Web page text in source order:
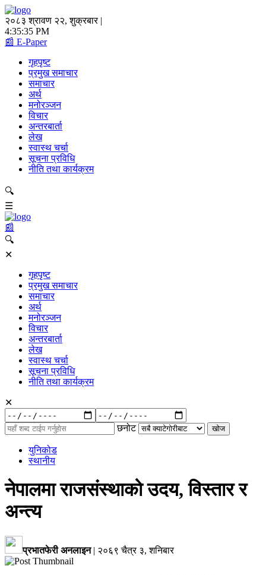
२०८३ श्रावण २२, शुक्रबार |
4:35:35 PM
📰 E-Paper
गृहपृष्ट
प्रमुख समाचार
समाचार
अर्थ
मनोरञ्जन
विचार
अन्तरबार्ता
लेख
स्वास्थ चर्चा
सूचना प्रविधि
नीति तथा कार्यक्रम
🔍
☰
📰
🔍
✕
गृहपृष्ट
प्रमुख समाचार
समाचार
अर्थ
मनोरञ्जन
विचार
अन्तरबार्ता
लेख
स्वास्थ चर्चा
सूचना प्रविधि
नीति तथा कार्यक्रम
✕
अनुसार:
छनोट
युनिकोड
स्थानीय
नेपालमा राजसंस्थाको उदय, विस्तार र
अन्त्य
प्रभातफेरी अनलाइन| २०६९ चैत्र ३, शनिबार